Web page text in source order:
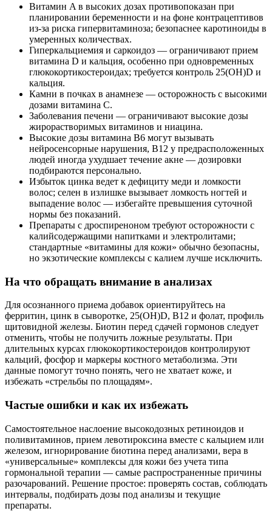
Витамин A в высоких дозах противопоказан при
планировании беременности и на фоне контрацептивов
из‑за риска гипервитаминоза; безопаснее каротиноиды в
умеренных количествах.
Гиперкальциемия и саркоидоз — ограничивают прием
витамина D и кальция, особенно при одновременных
глюкокортикостероидах; требуется контроль 25(OH)D и
кальция.
Камни в почках в анамнезе — осторожность с высокими
дозами витамина C.
Заболевания печени — ограничивают высокие дозы
жирорастворимых витаминов и ниацина.
Высокие дозы витамина B6 могут вызывать
нейросенсорные нарушения, B12 у предрасположенных
людей иногда ухудшает течение акне — дозировки
подбираются персонально.
Избыток цинка ведет к дефициту меди и ломкости
волос; селен в излишке вызывает ломкость ногтей и
выпадение волос — избегайте превышения суточной
нормы без показаний.
Препараты с дроспиреноном требуют осторожности с
калийсодержащими напитками и электролитами;
стандартные «витамины для кожи» обычно безопасны,
но экзотические комплексы с калием лучше исключить.
На что обращать внимание в анализах
Для осознанного приема добавок ориентируйтесь на
ферритин, цинк в сыворотке, 25(OH)D, В12 и фолат, профиль
щитовидной железы. Биотин перед сдачей гормонов следует
отменить, чтобы не получить ложные результаты. При
длительных курсах глюкокортикостероидов контролируют
кальций, фосфор и маркеры костного метаболизма. Эти
данные помогут точно понять, чего не хватает коже, и
избежать «стрельбы по площадям».
Частые ошибки и как их избежать
Самостоятельное наслоение высокодозных ретиноидов и
поливитаминов, прием левотироксина вместе с кальцием или
железом, игнорирование биотина перед анализами, вера в
«универсальные» комплексы для кожи без учета типа
гормональной терапии — самые распространенные причины
разочарований. Решение простое: проверять состав, соблюдать
интервалы, подбирать дозы под анализы и текущие
препараты.